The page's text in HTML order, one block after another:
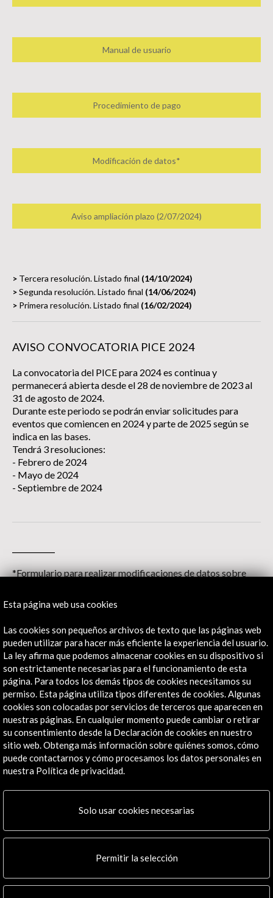
Manual de usuario
Procedimiento de pago
Modificación de datos*
Aviso ampliación plazo (2/07/2024)
> Tercera resolución. Listado final (14/10/2024)
>Segunda resolución. Listado final (14/06/2024)
> Primera resolución. Listado final (16/02/2024)
AVISO CONVOCATORIA PICE 2024
La convocatoria del PICE para 2024 es continua y
permanecerá abierta desde el 28 de noviembre de 2023 al
31 de agosto de 2024.
Durante este periodo se podrán enviar solicitudes para
eventos que comiencen en 2024 y parte de 2025 según se
indica en las bases.
Tendrá 3 resoluciones:
- Febrero de 2024
- Mayo de 2024
- Septiembre de 2024
*Formulario para realizar modificaciones de datos sobre
ALERTAS
AC/E
Contacta
info@accioncultural.es
28003 Madrid, España
Canales de contacto
Explora
Esta página web usa cookies
Las cookies son pequeños archivos de texto que las páginas web
pueden utilizar para hacer más eficiente la experiencia del usuario.
La ley afirma que podemos almacenar cookies en su dispositivo si
son estrictamente necesarias para el funcionamiento de esta
página. Para todos los demás tipos de cookies necesitamos su
permiso. Esta página utiliza tipos diferentes de cookies. Algunas
cookies son colocadas por servicios de terceros que aparecen en
nuestras páginas. En cualquier momento puede cambiar o retirar
su consentimiento desde la Declaración de cookies en nuestro
sitio web. Obtenga más información sobre quiénes somos, cómo
puede contactarnos y cómo procesamos los datos personales en
nuestra Política de privacidad.
Solo usar cookies necesarias
Permitir la selección